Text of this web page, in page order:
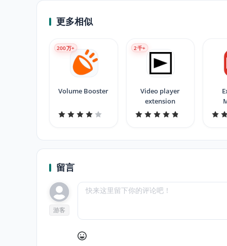
更多相似
Volume Booster
200万+
Video player
extension
2千+
留言
游客